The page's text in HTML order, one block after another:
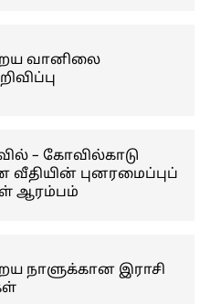
வானிலை
– கோவில்காடு
வீதியின் புனரமைப்புப்
ஆரம்பம்
நாளுக்கான இராசி